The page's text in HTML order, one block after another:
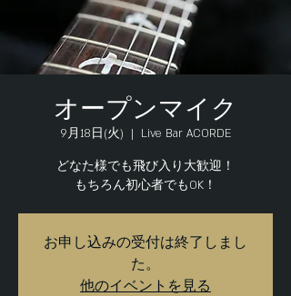
オープンマイク
9月18日(火)
  |
Live Bar ACORDE
どなた様でも飛び入り大歓迎！
もちろん初心者でもOK！
お申し込みの受付は終了しまし
た。
他のイベントを見る